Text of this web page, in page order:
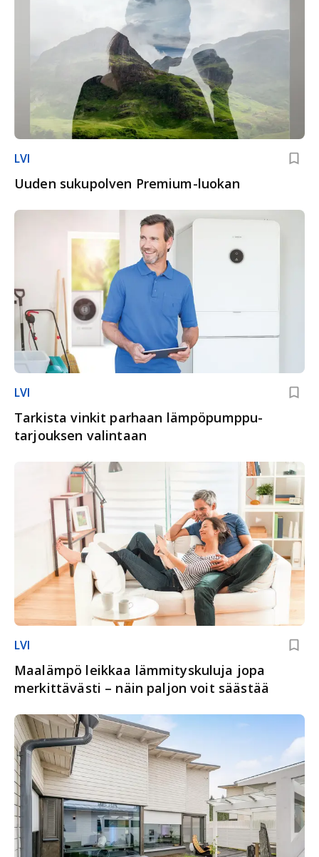
LVI
Uuden sukupolven Premium-luokan
LVI
Tarkista vinkit parhaan lämpöpumppu­
tarjouksen valintaan
LVI
Maalämpö leikkaa lämmityskuluja jopa
merkittävästi – näin paljon voit säästää